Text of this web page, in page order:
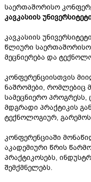
საერთაშორისო
კავკასიის
კავკასიის
წლიური
მეცნიერება და
კონფერენციისთვის
ნაშრომები, რომლებიც
სამეცნიერო
მდგრადი პრაქტიკის
ტექნოლოგიურ,
კონფერენციაში
აკადემიური წრის
პრაქტიკოსებს,
შემქმნელებს.